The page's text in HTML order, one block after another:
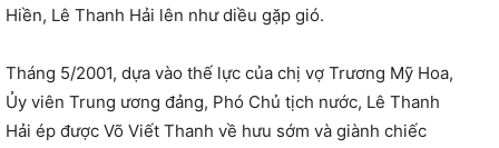
Hiền, Lê Thanh Hải lên như diều gặp gió.
Tháng 5/2001, dựa vào thế lực của chị vợ Trương Mỹ Hoa,
Ủy viên Trung ương đảng, Phó Chủ tịch nước, Lê Thanh
Hải ép được Võ Viết Thanh về hưu sớm và giành chiếc